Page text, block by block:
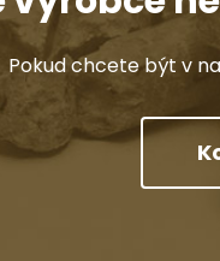
Pokud chcete být v